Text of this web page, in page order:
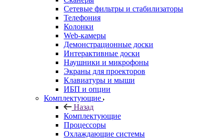
Сетевые фильтры и стабилизаторы
Телефония
Колонки
Web-камеры
Демонстрационные доски
Интерактивные доски
Наушники и микрофоны
Экраны для проекторов
Клавиатуры и мыши
ИБП и опции
Комплектующие
Назад
Комплектующие
Процессоры
Охлаждающие системы